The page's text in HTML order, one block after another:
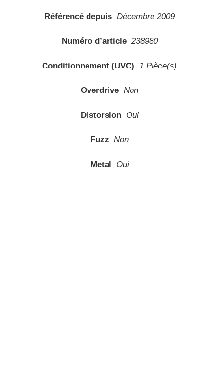
Référencé depuis Décembre 2009
Numéro d’article 238980
Conditionnement (UVC) 1 Pièce(s)
Overdrive Non
Distorsion Oui
Fuzz Non
Metal Oui